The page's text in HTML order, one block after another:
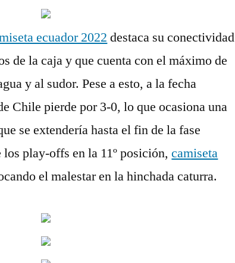
ecuador 2022 destaca su conectividad
de la caja y que cuenta con el máximo de
y al sudor. Pese a esto, a la fecha
Chile pierde por 3-0, lo que ocasiona una
se extendería hasta el fin de la fase
play-offs en la 11º posición,camiseta
el malestar en la hinchada caturra.